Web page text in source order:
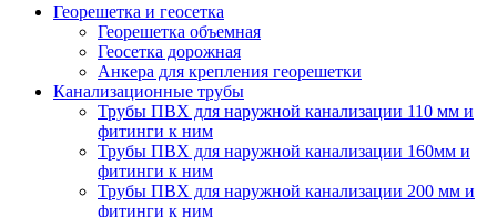
Георешетка и геосетка
Георешетка объемная
Геосетка дорожная
Анкера для крепления георешетки
Канализационные трубы
Трубы ПВХ для наружной канализации 110 мм и
фитинги к ним
Трубы ПВХ для наружной канализации 160мм и
фитинги к ним
Трубы ПВХ для наружной канализации 200 мм и
фитинги к ним